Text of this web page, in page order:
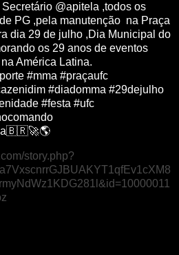
@apitela ,todos os
PG ,pela manutenção na Praça
dia 29 de julho ,Dia Municipal do
os 29 anos de eventos
América Latina.
#mma #praçaufc
#diadomma #29dejulho
#festa #ufc
story.php?